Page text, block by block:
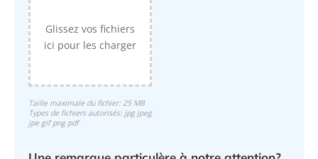
Glissez vos fichiers
ici pour les charger
Taille maximale du fichier: 25 MB
Types de fichiers autorisés: jpg jpeg
jpe gif png pdf